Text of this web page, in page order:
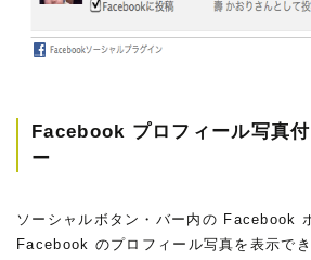
Facebook プロフィール写真
ー
ソーシャルボタン・バー内の Facebook
Facebook のプロフィール写真を表示で